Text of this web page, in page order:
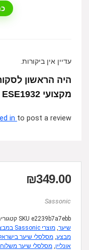
עדיין אין ביקורות.
היה הראשון
מקצועי ESE1932 מבית Sassonic”
in to post a review.
₪349.00
Sassonic
SKU e2239b7a7ebb
שיער, מוצרי Sassonic במבצע
מבצע, מסלסלי שיער
אונליין, מסלסלי שיער